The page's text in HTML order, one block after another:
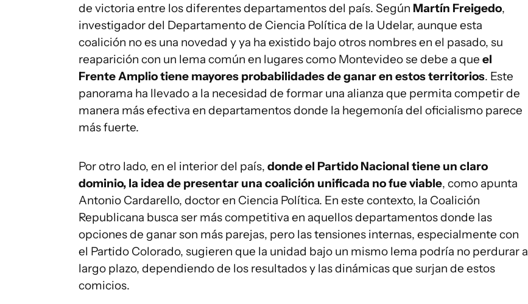
de victoria entre los diferentes departamentos del país. Según Martín Freigedo,
investigador del Departamento de Ciencia Política de la Udelar, aunque esta
coalición no es una novedad y ya ha existido bajo otros nombres en el pasado, su
reaparición con un lema común en lugares como Montevideo se debe a que el
Frente Amplio tiene mayores probabilidades de ganar en estos territorios. Este
panorama ha llevado a la necesidad de formar una alianza que permita competir de
manera más efectiva en departamentos donde la hegemonía del oficialismo parece
más fuerte.
Por otro lado, en el interior del país, donde el Partido Nacional tiene un claro
dominio, la idea de presentar una coalición unificada no fue viable, como apunta
Antonio Cardarello, doctor en Ciencia Política. En este contexto, la Coalición
Republicana busca ser más competitiva en aquellos departamentos donde las
opciones de ganar son más parejas, pero las tensiones internas, especialmente con
el Partido Colorado, sugieren que la unidad bajo un mismo lema podría no perdurar a
largo plazo, dependiendo de los resultados y las dinámicas que surjan de estos
comicios.